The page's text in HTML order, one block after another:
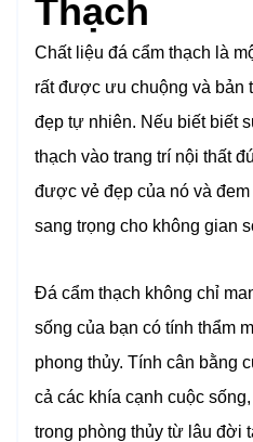
Thạch
Chất liệu đá cẩm thạch là
rất được ưu chuộng và bản
đẹp tự nhiên. Nếu biết biết
thạch vào trang trí nội thất
được vẻ đẹp của nó và
sang trọng cho không gian
Đá cẩm thạch không chỉ
sống của bạn có tính thẩm
phong thủy. Tính cân bằng
cả các khía cạnh cuộc
trong phòng thủy từ lâu đời